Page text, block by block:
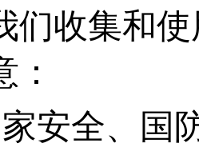
们收集和
安全、国